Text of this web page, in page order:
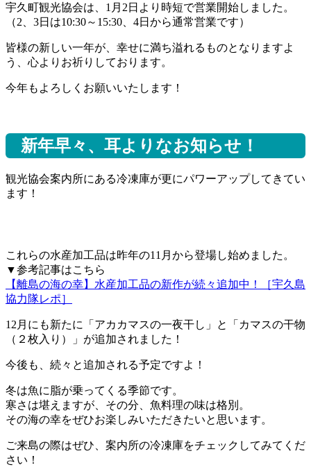
宇久町観光協会は、1月2日より時短で営業開始しました。
（2、3日は10:30～15:30、4日から通常営業です）
皆様の新しい一年が、幸せに満ち溢れるものとなりますよ
う、心よりお祈りしております。
今年もよろしくお願いいたします！
新年早々、耳よりなお知らせ！
観光協会案内所にある冷凍庫が更にパワーアップしてきてい
ます！
これらの水産加工品は昨年の11月から登場し始めました。
▼参考記事はこちら
【離島の海の幸】水産加工品の新作が続々追加中！［宇久島
協力隊レポ］
12月にも新たに「アカカマスの一夜干し」と「カマスの干物
（２枚入り）」が追加されました！
今後も、続々と追加される予定ですよ！
冬は魚に脂が乗ってくる季節です。
寒さは堪えますが、その分、魚料理の味は格別。
その海の幸をぜひお楽しみいただきたいと思います。
ご来島の際はぜひ、案内所の冷凍庫をチェックしてみてくだ
さい！